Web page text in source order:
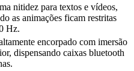
nitidez para textos e vídeos,
as animações ficam restritas
Hz.
encorpado com imersão
dispensando caixas bluetooth